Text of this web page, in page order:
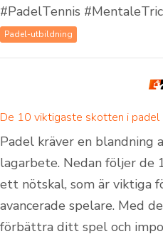
#PadelTennis
Padel-utbildning
De 10 viktigaste skotten i padel
Padel kräver en blandning
lagarbete. Nedan följer de
ett nötskal, som är viktiga
avancerade spelare. Med
förbättra ditt spel och